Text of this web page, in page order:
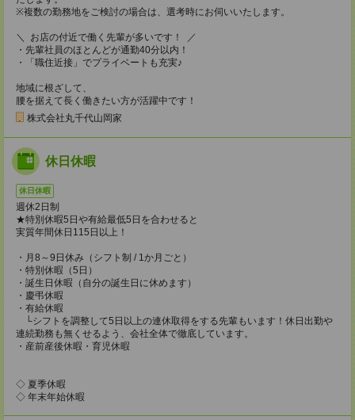
※複数の勤務地をご検討の場合は、選考時にお伺いいたします。
＼ お店の付近で働く先輩が多いです！ ／
・先輩社員のほとんどが通勤40分以内！
・「職住近接」でプライベートも充実♪
地域に根ざして、
腰を据えて長く働きたい方が活躍中です！
株式会社丸千代山岡家
休日休暇
休日休暇
週休2日制
★特別休暇5日や有給最低5日を合わせると
実質年間休日115日以上！
・月8～9日休み（シフト制 / 1か月ごと）
・特別休暇（5日）
・誕生日休暇（自分の誕生日に休めます）
・慶弔休暇
・有給休暇
└シフトを調整して5日以上の連休取得をする先輩もいます！休日出勤や
連続勤務も無くせるよう、会社全体で徹底しています。
・産前産後休暇・育児休暇
◇ 夏季休暇
◇ 年末年始休暇